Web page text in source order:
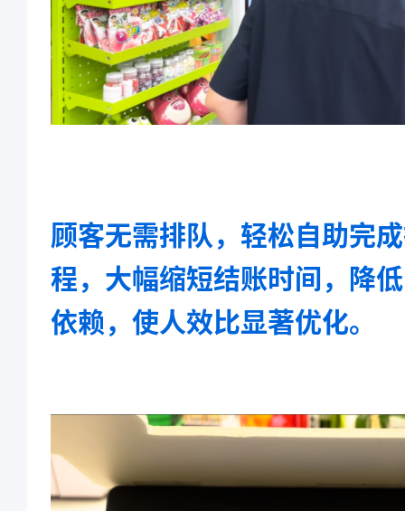
顾客无需排队，轻松自助完
程，大幅缩短结账时间，降
依赖，使人效比显著优化。